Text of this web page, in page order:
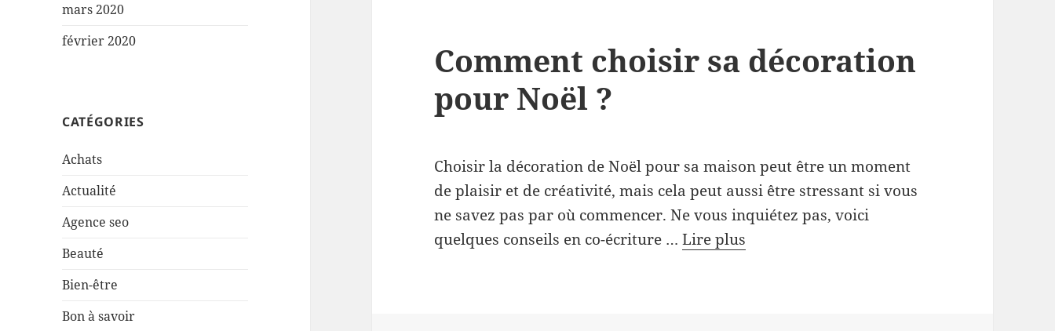
mars 2020
février 2020
CATÉGORIES
Achats
Actualité
Agence seo
Beauté
Bien-être
Bon à savoir
Comment choisir sa décoration
pour Noël ?
Choisir la décoration de Noël pour sa maison peut être un moment
de plaisir et de créativité, mais cela peut aussi être stressant si vous
ne savez pas par où commencer. Ne vous inquiétez pas, voici
quelques conseils en co-écriture …Lire plus